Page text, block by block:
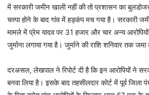
में सरकारी जमीन खाली नहीं की तो प्रशासन का
चस्पा होने के बाद गांव में हड़कंप मच गया है। सरकारी
मामले में प्रेम यादव पर 31 हजार और चार अन्य
जुर्माना लगाया गया है। जुर्माने की राशि शनिवार तक
दरअसल, लेखपाल ने रिपोर्ट दी है कि इन आरोपियों ने
बनवा लिया है। इसके बाद तहसीलदार कोर्ट में पूर्व जिला